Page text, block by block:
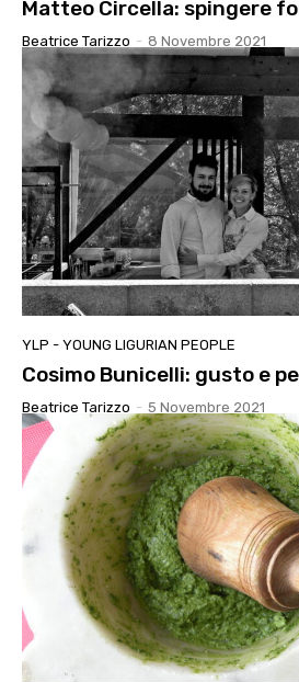
Matteo Circella: spingere
Beatrice Tarizzo - 8 Novembre 2021
YLP - YOUNG LIGURIAN PEOPLE
Cosimo Bunicelli: gusto e
Beatrice Tarizzo - 5 Novembre 2021